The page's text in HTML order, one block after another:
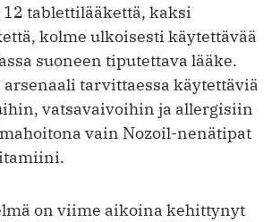
tablettilääkettä, kaksi
kolme ulkoisesti käytettävää
suoneen tiputettava lääke.
tarvittaessa käytettäviä
vatsavaivoihin ja allergisiin
vain Nozoil-nenätipat
on viime aikoina kehittynyt